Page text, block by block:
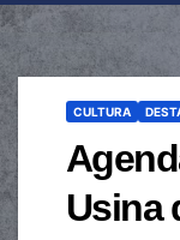
CULTURA
Usina